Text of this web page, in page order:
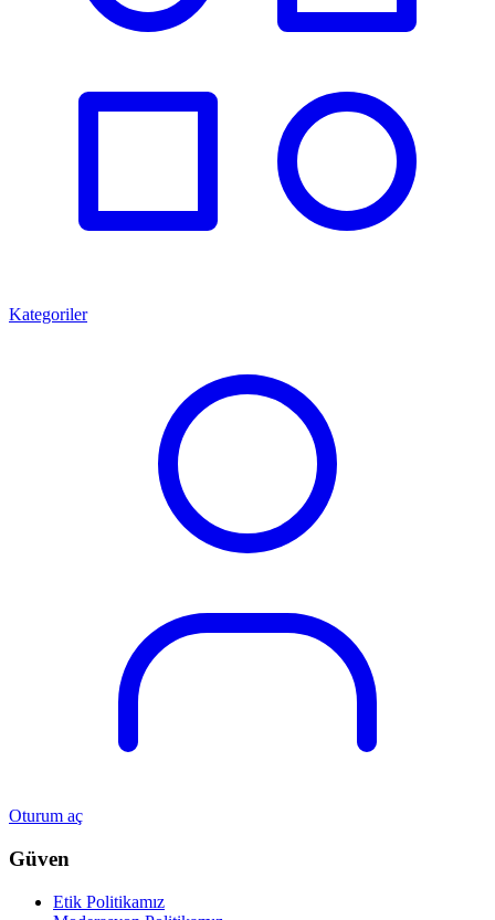
Kategoriler
Oturum aç
Güven
Etik Politikamız